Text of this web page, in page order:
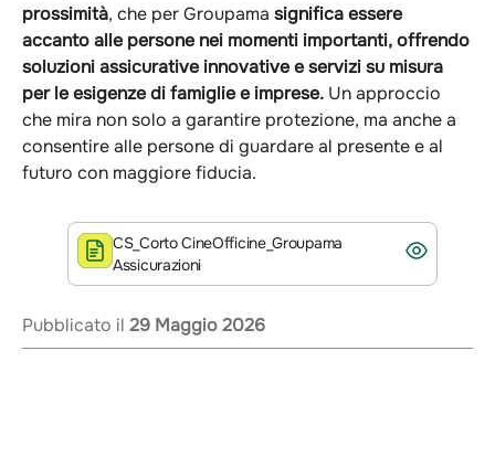
prossimità, che per Groupama significa essere
accanto alle persone nei momenti importanti, offrendo
soluzioni assicurative innovative e servizi su misura
per le esigenze di famiglie e imprese. Un approccio
che mira non solo a garantire protezione, ma anche a
consentire alle persone di guardare al presente e al
futuro con maggiore fiducia.
CS_Corto CineOfficine_Groupama
Assicurazioni
Pubblicato il 29 Maggio 2026